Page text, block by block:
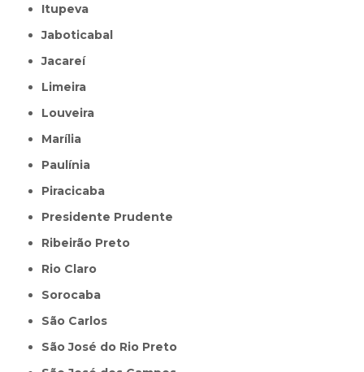
Itupeva
Jaboticabal
Jacareí
Limeira
Louveira
Marília
Paulínia
Piracicaba
Presidente Prudente
Ribeirão Preto
Rio Claro
Sorocaba
São Carlos
São José do Rio Preto